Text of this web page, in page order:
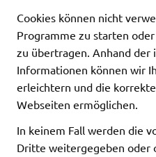
Cookies können nicht
Programme zu starten
zu übertragen. Anhand der
Informationen können wir
erleichtern und die
Webseiten ermöglichen.
In keinem Fall werden die
Dritte weitergegeben oder